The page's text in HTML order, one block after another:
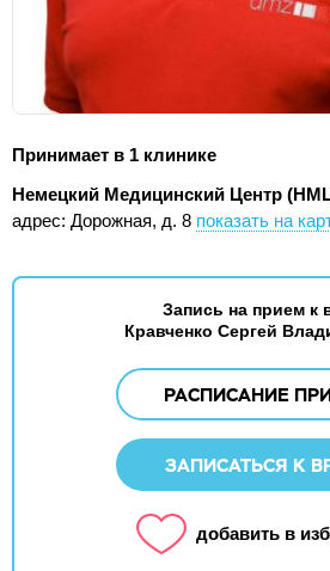
Принимает в 1 клинике
Немецкий Медицинский Центр
адрес: Дорожная, д. 8 показать на
Запись на прием к
Кравченко Сергей
РАСПИСАНИЕ
ЗАПИСАТЬСЯ К
добавить в